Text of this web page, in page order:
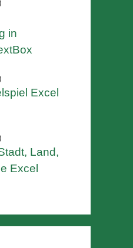
in
Excel
Land,
Excel